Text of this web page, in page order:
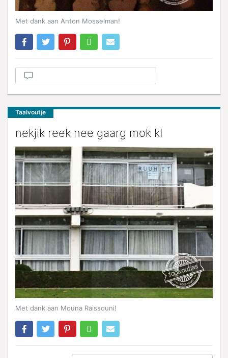
Met dank aan Anton Mosselman!
Taalvoutje
nekjik reek nee gaarg mok kI
Met dank aan Mouna Raissouni!